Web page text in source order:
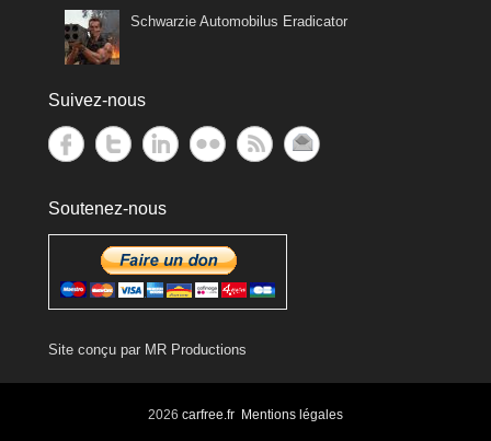
Schwarzie Automobilus Eradicator
Suivez-nous
Soutenez-nous
Site conçu par MR Productions
2026 carfree.fr Mentions légales